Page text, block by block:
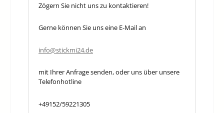
Zögern Sie nicht uns zu kontaktieren!
Gerne können Sie uns eine E-Mail an
info@stickmi24.de
mit Ihrer Anfrage senden, oder uns über unsere
Telefonhotline
+49152/59221305